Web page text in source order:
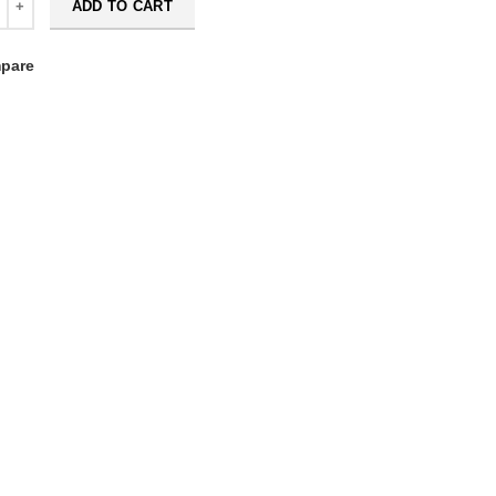
ADD TO CART